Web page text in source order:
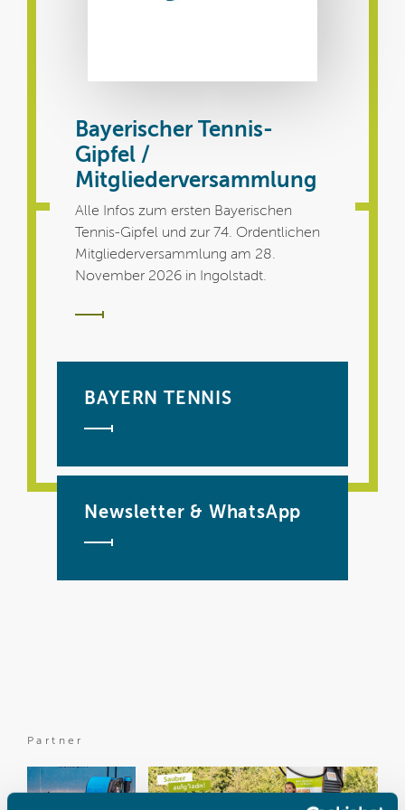
Bayerischer Tennis-
Gipfel /
Mitgliederversammlung
Alle Infos zum ersten Bayerischen
Tennis-Gipfel und zur 74. Ordentlichen
Mitgliederversammlung am 28.
November 2026 in Ingolstadt.
BAYERN TENNIS
Newsletter & WhatsApp
Partner